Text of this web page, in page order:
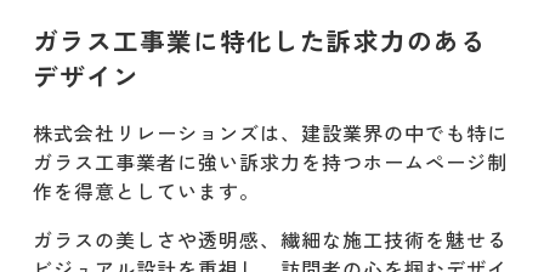
リレーションズの他に建設業のホーム
ページ制作に強い制作会社
株式会社エムハンド
BRANU株式会社
AOILO株式会社
ガラス工事業に特化した訴求力のある
デザイン
株式会社リレーションズは、建設業界の中でも特に
ガラス工事業者に強い訴求力を持つホームページ制
作を得意としています。
ガラスの美しさや透明感、繊細な施工技術を魅せる